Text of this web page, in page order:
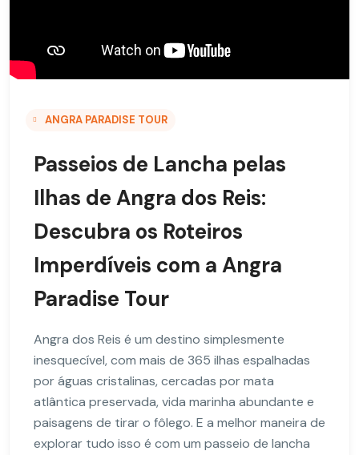
ANGRA PARADISE TOUR
Passeios de Lancha pelas
Ilhas de Angra dos Reis:
Descubra os Roteiros
Imperdíveis com a Angra
Paradise Tour
Angra dos Reis é um destino simplesmente
inesquecível, com mais de 365 ilhas espalhadas
por águas cristalinas, cercadas por mata
atlântica preservada, vida marinha abundante e
paisagens de tirar o fôlego. E a melhor maneira de
explorar tudo isso é com um passeio de lancha